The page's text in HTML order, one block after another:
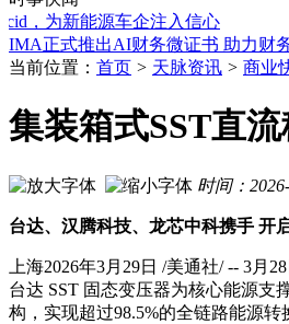
新能源车企注入信心
"数据标注第一股"千百度：卡位AI上
IMA正式推出AI财务微证书 助力财
上海包玉刚实验学校亮相世界人工
三大场景齐发力，东成2026夏季15
AI 重塑工作方式：德科集团白皮书
DHL快递深圳超级口岸投运：内地
麦格纳获得奇瑞800V电驱动项目定
当前位置： 首页 > 天脉资讯 > 商业
集装箱式SST直
时间：
台达、汉腾科技、龙芯中科携手 开
上海2026年3月29日 /美通社/ -- 3月
台达 SST 固态变压器为核心能源支
构，实现超过98.5%的全链路能源